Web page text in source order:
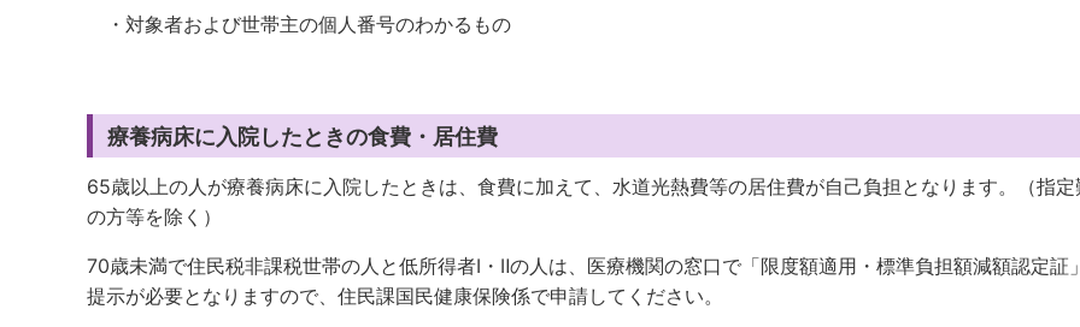
・対象者および世帯主の個人番号のわかるもの
療養病床に入院したときの食費・居住費
65歳以上の人が療養病床に入院したときは、食費に加えて、水道光熱費等の居住費が自己負担となります。（指定
の方等を除く）
70歳未満で住民税非課税世帯の人と低所得者Ⅰ・Ⅱの人は、医療機関の窓口で「限度額適用・標準負担額減額認定証
提示が必要となりますので、住民課国民健康保険係で申請してください。